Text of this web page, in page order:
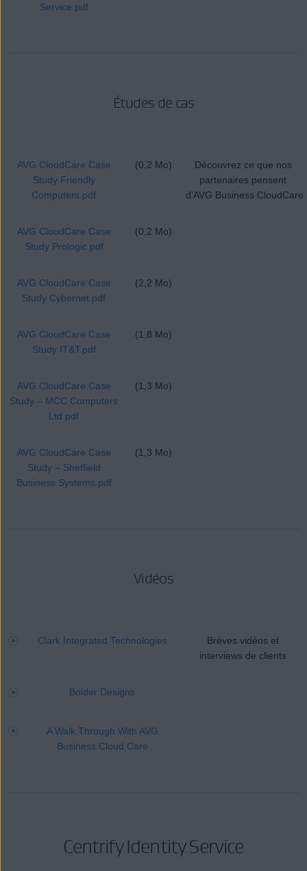
Service.pdf
Études de cas
AVG CloudCare Case
Study Friendly
Computers.pdf
(0,2 Mo)
Découvrez ce que nos
partenaires pensent
d'AVG Business CloudCare
AVG CloudCare Case
Study Prologic.pdf
(0,2 Mo)
AVG CloudCare Case
Study Cybernet.pdf
(2,2 Mo)
AVG CloudCare Case
Study IT&T.pdf
(1,8 Mo)
AVG CloudCare Case
Study – MCC Computers
Ltd.pdf
(1,3 Mo)
AVG CloudCare Case
Study – Sheffield
Business Systems.pdf
(1,3 Mo)
Vidéos
Clark Integrated Technologies
Brèves vidéos et
interviews de clients
Bolder Designs
A Walk Through With AVG
Business Cloud Care
Centrify Identity Service